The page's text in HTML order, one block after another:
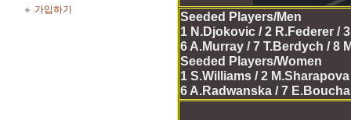
가입하기
Seeded Players/Men
1 N.Djokovic / 2 R.Federer /
6 A.Murray / 7 T.Berdych / 8
Seeded Players/Women
1 S.Williams / 2
6 A.Radwanska / 7